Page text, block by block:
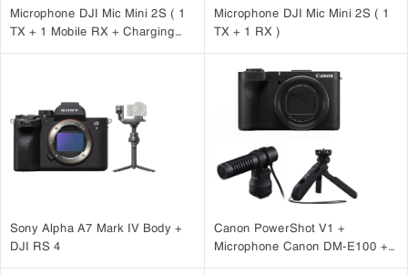
Microphone DJI Mic Mini 2S ( 1
TX + 1 Mobile RX + Charging
Microphone DJI Mic Mini 2S ( 1
TX + 1 RX )
Sony Alpha A7 Mark IV Body +
DJI RS 4
Canon PowerShot V1 +
Microphone Canon DM-E100 +